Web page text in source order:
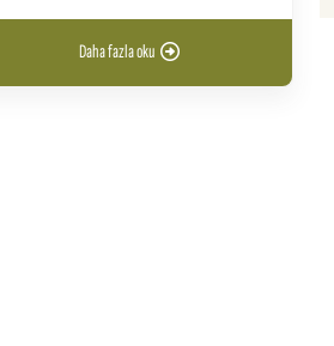
Daha fazla oku